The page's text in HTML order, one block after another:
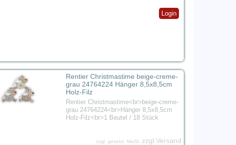
Login
Rentier Christmastime beige-creme-
grau 24764224 Hänger 8,5x8,5cm
Holz-Filz
Rentier Christmastime<br>beige-creme-
grau 24764224<br>Hänger 8,5x8,5cm
Holz-Filz<br>1 Beutel / 18 Stück
zzgl. gesetzl. MwSt.
zzgl.Versand